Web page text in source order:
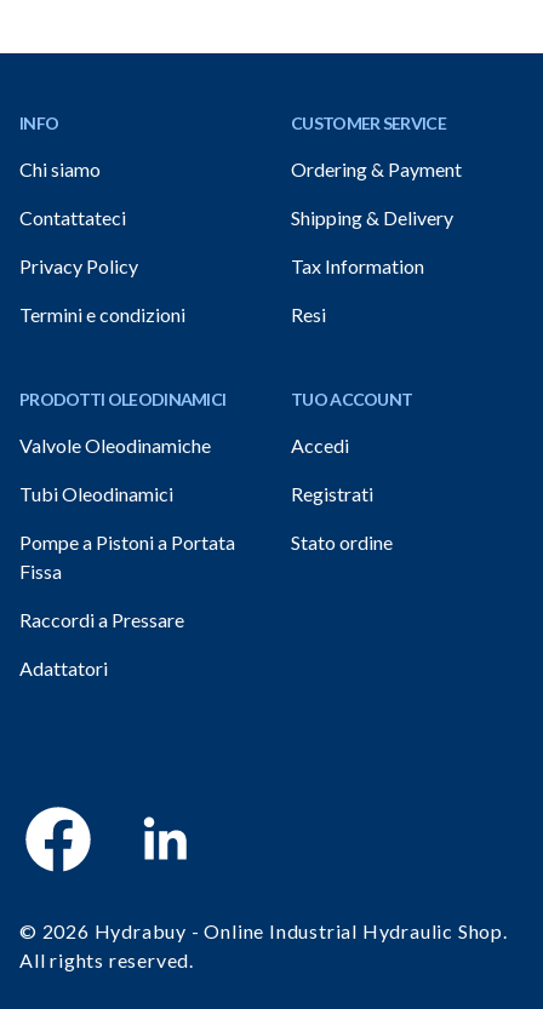
INFO
Chi siamo
Contattateci
Privacy Policy
Termini e condizioni
PRODOTTI OLEODINAMICI
Valvole Oleodinamiche
Tubi Oleodinamici
Pompe a Pistoni a Portata
Fissa
Raccordi a Pressare
Adattatori
CUSTOMER SERVICE
Ordering & Payment
Shipping & Delivery
Tax Information
Resi
TUO ACCOUNT
Accedi
Registrati
Stato ordine
Facebook Linkedin
© 2026 Hydrabuy - Online Industrial Hydraulic Shop.
All rights reserved.